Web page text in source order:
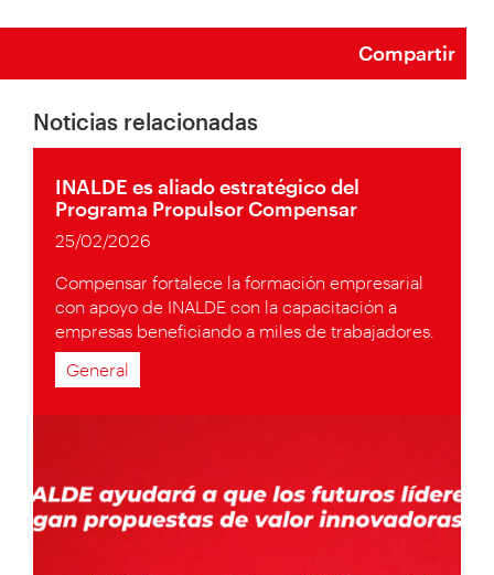
Compartir
Noticias relacionadas
INALDE es aliado estratégico del
Programa Propulsor Compensar
25/02/2026
Compensar fortalece la formación empresarial
con apoyo de INALDE con la capacitación a
empresas beneficiando a miles de trabajadores.
General